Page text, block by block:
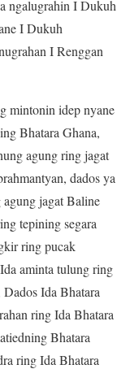
ngalugrahin I Dukuh
I Dukuh
I Renggan
mintonin idep nyane
Bhatara Ghana,
agung ring jagat
dados ya
jagat Baline
tepining segara
ring pucak
aminta tulung ring
Ida Bhatara
ring Ida Bhatara
Bhatara
ring Ida Bhatara